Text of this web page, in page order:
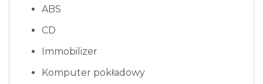
ABS
CD
Immobilizer
Komputer pokładowy